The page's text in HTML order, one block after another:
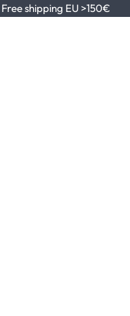
Free shipping EU >150€